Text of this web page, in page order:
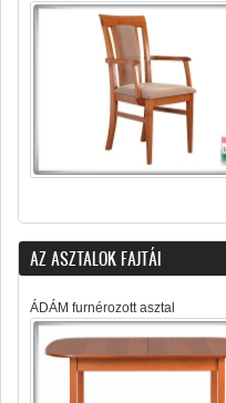
AZ ASZTALOK FAJTÁI
ÁDÁM furnérozott asztal